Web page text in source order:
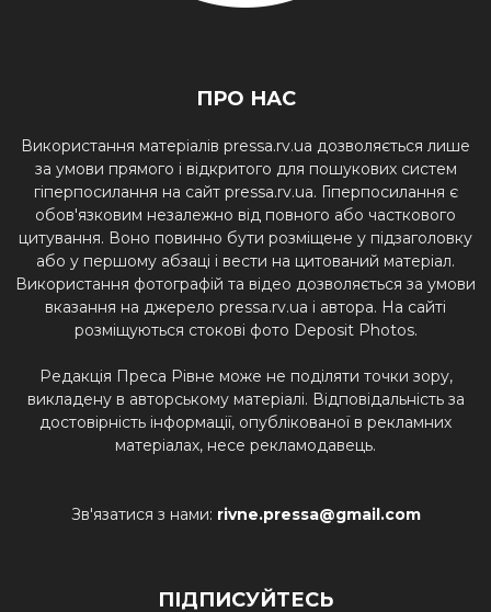
ПРО НАС
Використання матеріалів pressa.rv.ua дозволяється лише
за умови прямого і відкритого для пошукових систем
гіперпосилання на сайт pressa.rv.ua. Гіперпосилання є
обов'язковим незалежно від повного або часткового
цитування. Воно повинно бути розміщене у підзаголовку
або у першому абзаці і вести на цитований матеріал.
Використання фотографій та відео дозволяється за умови
вказання на джерело pressa.rv.ua і автора. На сайті
розміщуються стокові фото Deposit Photos.
Редакція Преса Рівне може не поділяти точки зору,
викладену в авторському матеріалі. Відповідальність за
достовірність інформації, опублікованої в рекламних
матеріалах, несе рекламодавець.
Зв'язатися з нами: rivne.pressa@gmail.com
ПІДПИСУЙТЕСЬ